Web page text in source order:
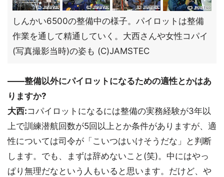
しんかい6500の整備中の様子。パイロットは整備
作業を通して精通していく。大西さんや女性コパイ
(写真撮影当時)の姿も (C)JAMSTEC
――整備以外にパイロットになるための適性とかはあ
りますか?
大西:コパイロットになるには整備の実務経験が3年以
上で訓練潜航回数が5回以上とか条件がありますが、適
性については司令が「こいつはいけそうだな」と判断
します。でも、まずは辞めないこと(笑)。中にはやっ
ぱり無理だなという人もいると思います。だけど、や